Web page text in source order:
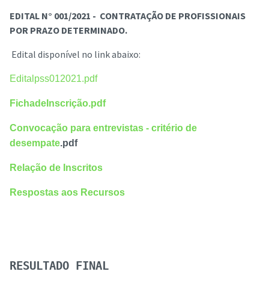
EDITAL N° 001/2021 - CONTRATAÇÃO DE PROFISSIONAIS
POR PRAZO DETERMINADO.
Edital disponível no link abaixo:
Editalpss012021.pdf
FichadeInscrição.pdf
Convocação para entrevistas - critério de
desempate.pdf
Relação de Inscritos
Respostas aos Recursos
RESULTADO FINAL